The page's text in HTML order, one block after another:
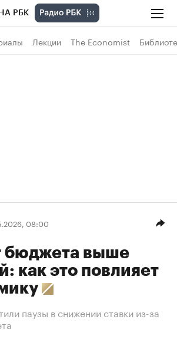
РБК
Лекции The Economist
08:00
бюджета выше
как это повлияет
паузы в снижении ставки из-за